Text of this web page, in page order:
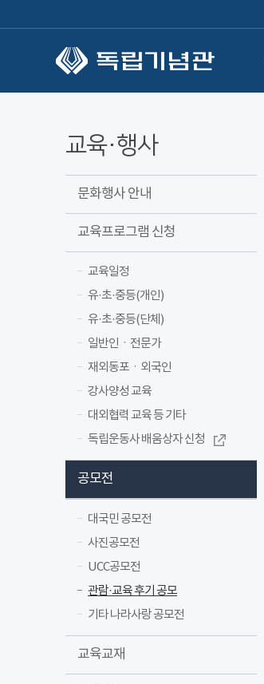
교육·행사
문화행사 안내
교육프로그램 신청
교육일정
유·초·중등(개인)
유·초·중등(단체)
일반인ㆍ전문가
재외동포ㆍ외국인
강사양성 교육
대외협력 교육 등 기타
독립운동사 배움상자 신청
공모전
대국민 공모전
사진공모전
UCC공모전
관람·교육 후기 공모
기타 나라사랑 공모전
교육교재